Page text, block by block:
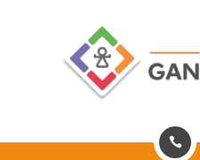
INCENTIVO AOS PACIENTES